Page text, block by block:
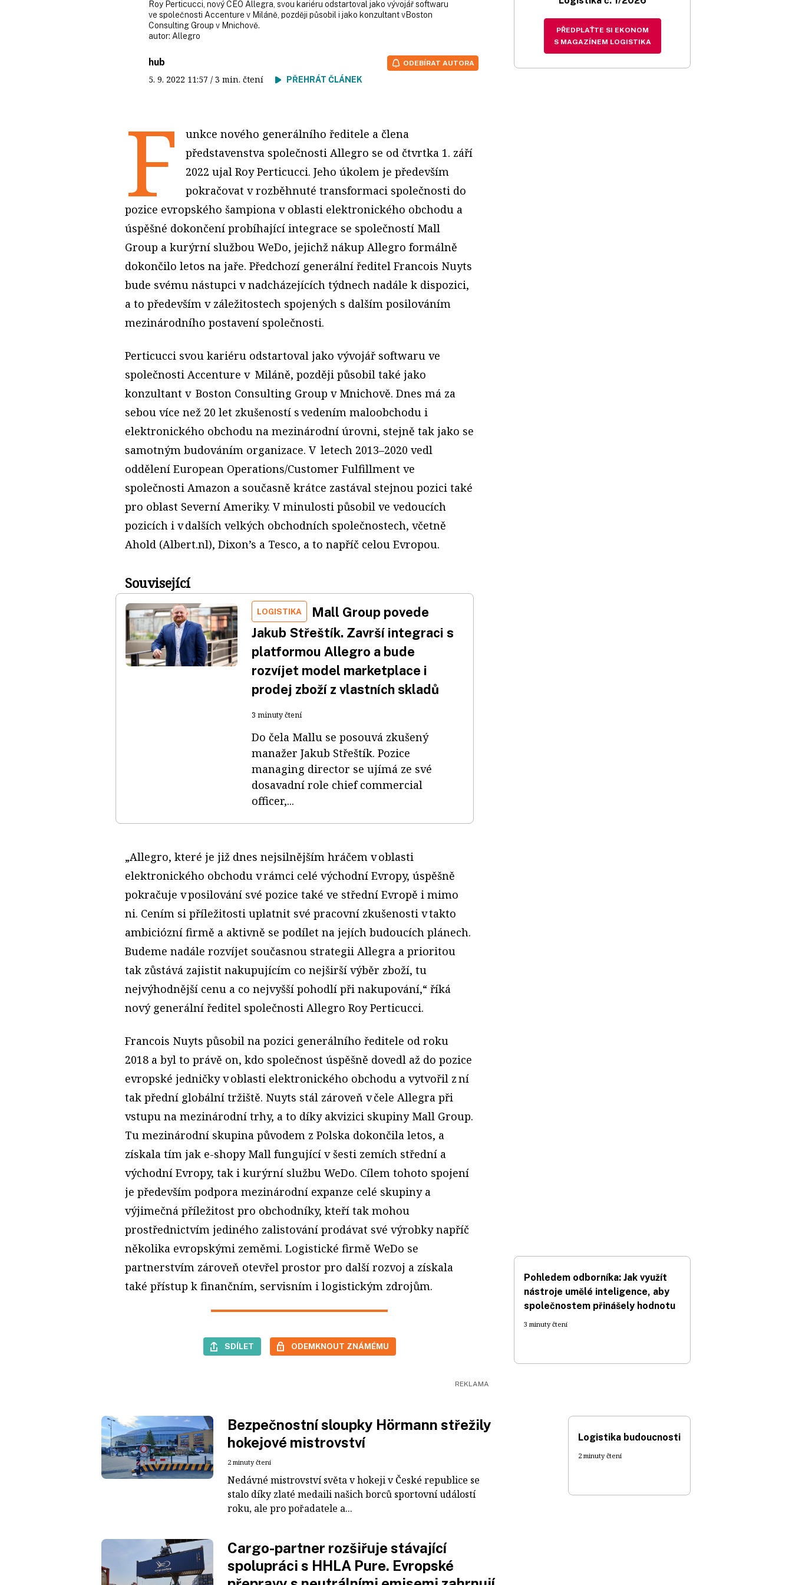
Roy Perticucci, nový CEO Allegra, svou kariéru odstartoval jako vývojář softwaru
ve společnosti Accenture v Miláně, později působil i jako konzultant vBoston
Consulting Group v Mnichově.
autor: Allegro
hub
5. 9. 2022 11:57 / 3 min. čtení PŘEHRÁT ČLÁNEK
ODEBÍRAT AUTORA
F
unkce nového generálního ředitele a člena
představenstva společnosti Allegro se od čtvrtka 1. září
2022 ujal Roy Perticucci. Jeho úkolem je především
pokračovat v rozběhnuté transformaci společnosti do
pozice evropského šampiona v oblasti elektronického obchodu a
úspěšné dokončení probíhající integrace se společností Mall
Group a kurýrní službou WeDo, jejichž nákup Allegro formálně
dokončilo letos na jaře. Předchozí generální ředitel Francois Nuyts
bude svému nástupci v nadcházejících týdnech nadále k dispozici,
a to především v záležitostech spojených s dalším posilováním
mezinárodního postavení společnosti.
Perticucci svou kariéru odstartoval jako vývojář softwaru ve
společnosti Accenture v Miláně, později působil také jako
konzultant v Boston Consulting Group v Mnichově. Dnes má za
sebou více než 20 let zkušeností s vedením maloobchodu i
elektronického obchodu na mezinárodní úrovni, stejně tak jako se
samotným budováním organizace. V letech 2013–2020 vedl
oddělení European Operations/Customer Fulfillment ve
společnosti Amazon a současně krátce zastával stejnou pozici také
pro oblast Severní Ameriky. V minulosti působil ve vedoucích
pozicích i v dalších velkých obchodních společnostech, včetně
Ahold (Albert.nl), Dixon’s a Tesco, a to napříč celou Evropou.
Související
LOGISTIKA
Mall Group povede
Jakub Střeštík. Završí integraci s
platformou Allegro a bude
rozvíjet model marketplace i
prodej zboží z vlastních skladů
3 minuty čtení
Do čela Mallu se posouvá zkušený
manažer Jakub Střeštík. Pozice
managing director se ujímá ze své
dosavadní role chief commercial
officer,...
„Allegro, které je již dnes nejsilnějším hráčem v oblasti
elektronického obchodu v rámci celé východní Evropy, úspěšně
pokračuje v posilování své pozice také ve střední Evropě i mimo
ni. Cením si příležitosti uplatnit své pracovní zkušenosti v takto
ambiciózní firmě a aktivně se podílet na jejích budoucích plánech.
Budeme nadále rozvíjet současnou strategii Allegra a prioritou
tak zůstává zajistit nakupujícím co nejširší výběr zboží, tu
nejvýhodnější cenu a co nejvyšší pohodlí při nakupování,“ říká
nový generální ředitel společnosti Allegro Roy Perticucci.
Francois Nuyts působil na pozici generálního ředitele od roku
2018 a byl to právě on, kdo společnost úspěšně dovedl až do pozice
evropské jedničky v oblasti elektronického obchodu a vytvořil z ní
tak přední globální tržiště. Nuyts stál zároveň v čele Allegra při
vstupu na mezinárodní trhy, a to díky akvizici skupiny Mall Group.
Tu mezinárodní skupina původem z Polska dokončila letos, a
získala tím jak e-shopy Mall fungující v šesti zemích střední a
východní Evropy, tak i kurýrní službu WeDo. Cílem tohoto spojení
je především podpora mezinárodní expanze celé skupiny a
výjimečná příležitost pro obchodníky, kteří tak mohou
prostřednictvím jediného zalistování prodávat své výrobky napříč
několika evropskými zeměmi. Logistické firmě WeDo se
partnerstvím zároveň otevřel prostor pro další rozvoj a získala
také přístup k finančním, servisním i logistickým zdrojům.
SDÍLET ODEMKNOUT ZNÁMÉMU
PŘEDPLAŤTE SI EKONOM
S MAGAZÍNEM LOGISTIKA
Pohledem odborníka: Jak využít
nástroje umělé inteligence, aby
společnostem přinášely hodnotu
3 minuty čtení
Bezpečnostní sloupky Hörmann střežily
hokejové mistrovství
2 minuty čtení
Nedávné mistrovství světa v hokeji v České republice se
stalo díky zlaté medaili našich borců sportovní událostí
roku, ale pro pořadatele a...
Cargo-partner rozšiřuje stávající
spolupráci s HHLA Pure. Evropské
Logistika budoucnosti
2 minuty čtení